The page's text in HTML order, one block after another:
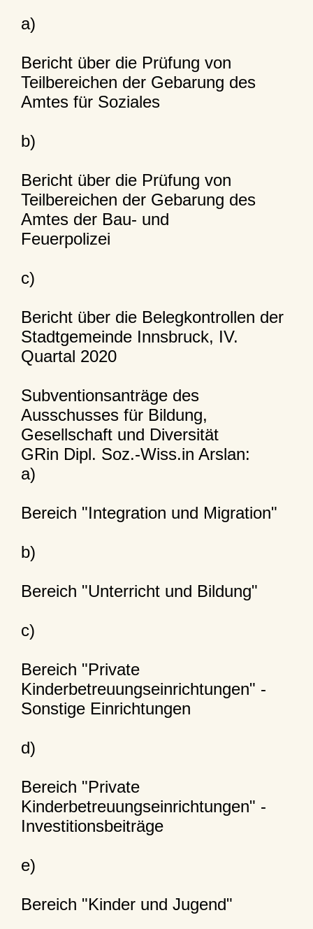
a)
Bericht über die Prüfung von
Teilbereichen der Gebarung des
Amtes für Soziales
b)
Bericht über die Prüfung von
Teilbereichen der Gebarung des
Amtes der Bau- und
Feuerpolizei
c)
Bericht über die Belegkontrollen der
Stadtgemeinde Innsbruck, IV.
Quartal 2020
Subventionsanträge des
Ausschusses für Bildung,
Gesellschaft und Diversität
GRin Dipl. Soz.-Wiss.in Arslan:
a)
Bereich "Integration und Migration"
b)
Bereich "Unterricht und Bildung"
c)
Bereich "Private
Kinderbetreuungseinrichtungen" -
Sonstige Einrichtungen
d)
Bereich "Private
Kinderbetreuungseinrichtungen" -
Investitionsbeiträge
e)
Bereich "Kinder und Jugend"